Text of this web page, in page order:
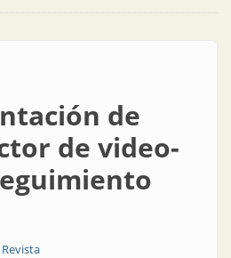
de
de video-
Revista